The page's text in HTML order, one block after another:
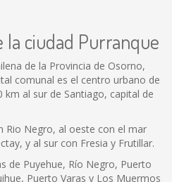
ciudad Purranque
de la Provincia de Osorno,
comunal es el centro urbano de
km al sur de Santiago, capital de
Rio Negro, al oeste con el mar
y al sur con Fresia y Frutillar.
de Puyehue, Río Negro, Puerto
Puerto Varas y Los Muermos